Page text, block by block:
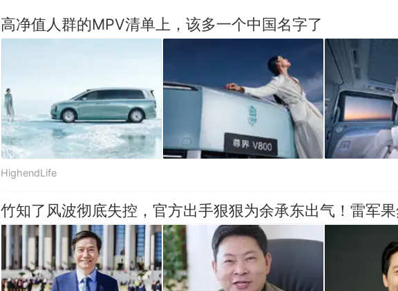
高净值人群的MPV清单上，该多一个中国名字了
HighendLife
竹知了风波彻底失控，官方出手狠狠为余承东出气！雷军